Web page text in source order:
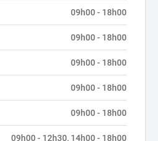
09h00 - 18h00
09h00 - 18h00
09h00 - 18h00
09h00 - 18h00
09h00 - 18h00
09h00 - 12h30, 14h00 - 18h00